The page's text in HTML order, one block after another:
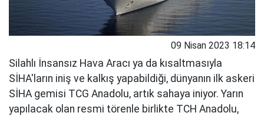
09 Nisan 2023 18:14
Silahlı İnsansız Hava Aracı ya da kısaltmasıyla
SİHA'ların iniş ve kalkış yapabildiği, dünyanın ilk askeri
SİHA gemisi TCG Anadolu, artık sahaya iniyor. Yarın
yapılacak olan resmi törenle birlikte TCH Anadolu,